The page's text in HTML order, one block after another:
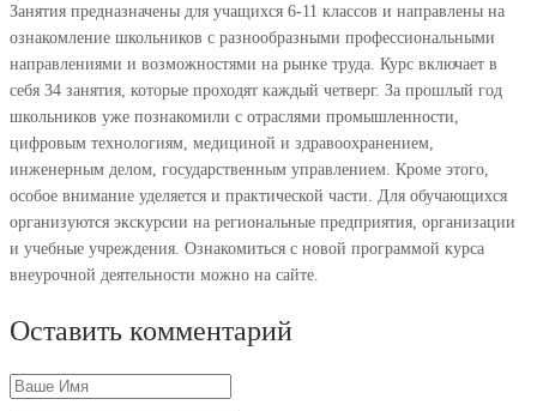
Занятия предназначены для учащихся 6-11 классов и направлены на
ознакомление школьников с разнообразными профессиональными
направлениями и возможностями на рынке труда. Курс включает в
себя 34 занятия, которые проходят каждый четверг. За прошлый год
школьников уже познакомили с отраслями промышленности,
цифровым технологиям, медициной и здравоохранением,
инженерным делом, государственным управлением. Кроме этого,
особое внимание уделяется и практической части. Для обучающихся
организуются экскурсии на региональные предприятия, организации
и учебные учреждения. Ознакомиться с новой программой курса
внеурочной деятельности можно на сайте.
Оставить комментарий